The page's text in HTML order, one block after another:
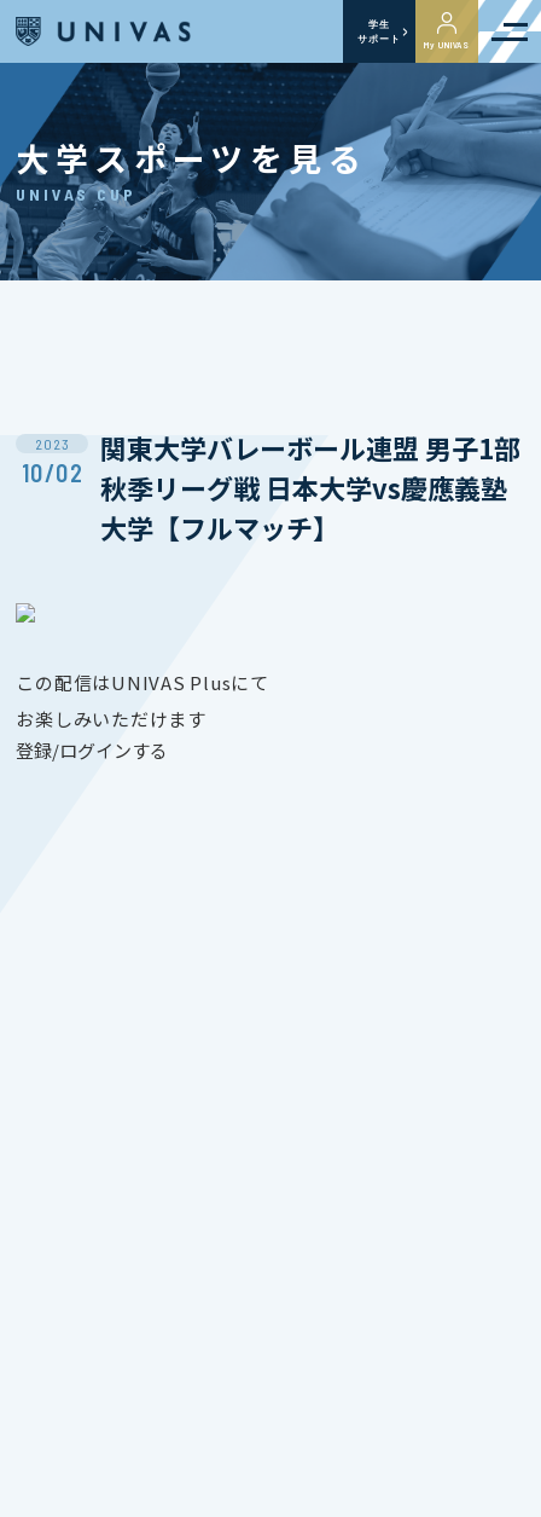
学生
サポート
My UNIVAS
大学スポーツを見る
UNIVAS CUP
2023
10/02
関東大学バレーボール連盟 男子1部
秋季リーグ戦 日本大学vs慶應義塾
大学【フルマッチ】
この配信はUNIVAS Plusにて
お楽しみいただけます
登録/ログインする